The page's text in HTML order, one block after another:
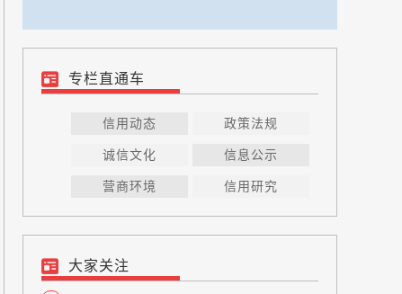
专栏直通车
信用动态 政策法规
诚信文化 信息公示
营商环境 信用研究
大家关注